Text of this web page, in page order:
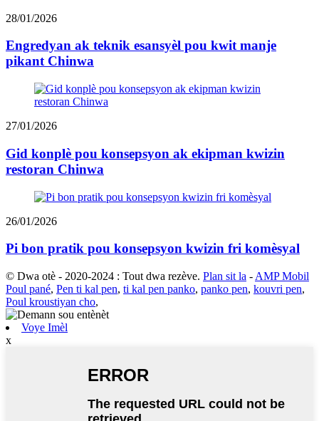
28/01/2026
Engredyan ak teknik esansyèl pou kwit manje
pikant Chinwa
27/01/2026
Gid konplè pou konsepsyon ak ekipman kwizin
restoran Chinwa
26/01/2026
Pi bon pratik pou konsepsyon kwizin fri komèsyal
© Dwa otè - 2020-2024 : Tout dwa rezève. Plan sit la - AMP Mobil
Poul pané, Pen ti kal pen, ti kal pen panko, panko pen, kouvri pen,
Poul kroustiyan cho,
Voye Imèl
x